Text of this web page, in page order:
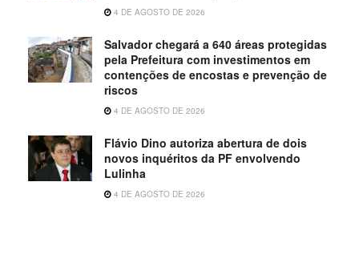
4 DE AGOSTO DE 2026
Salvador chegará a 640 áreas protegidas
pela Prefeitura com investimentos em
contenções de encostas e prevenção de
riscos
4 DE AGOSTO DE 2026
Flávio Dino autoriza abertura de dois
novos inquéritos da PF envolvendo
Lulinha
4 DE AGOSTO DE 2026